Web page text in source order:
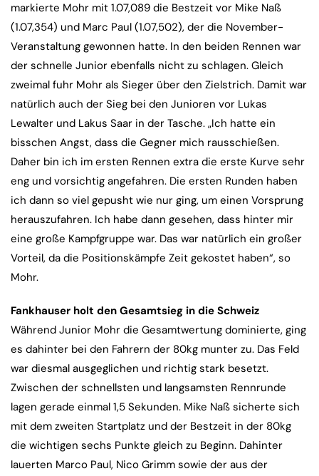
markierte Mohr mit 1.07,089 die Bestzeit vor Mike Naß
(1.07,354) und Marc Paul (1.07,502), der die November-
Veranstaltung gewonnen hatte. In den beiden Rennen war
der schnelle Junior ebenfalls nicht zu schlagen. Gleich
zweimal fuhr Mohr als Sieger über den Zielstrich. Damit war
natürlich auch der Sieg bei den Junioren vor Lukas
Lewalter und Lakus Saar in der Tasche. „Ich hatte ein
bisschen Angst, dass die Gegner mich rausschießen.
Daher bin ich im ersten Rennen extra die erste Kurve sehr
eng und vorsichtig angefahren. Die ersten Runden haben
ich dann so viel gepusht wie nur ging, um einen Vorsprung
herauszufahren. Ich habe dann gesehen, dass hinter mir
eine große Kampfgruppe war. Das war natürlich ein großer
Vorteil, da die Positionskämpfe Zeit gekostet haben“, so
Mohr.
Fankhauser holt den Gesamtsieg in die Schweiz
Während Junior Mohr die Gesamtwertung dominierte, ging
es dahinter bei den Fahrern der 80kg munter zu. Das Feld
war diesmal ausgeglichen und richtig stark besetzt.
Zwischen der schnellsten und langsamsten Rennrunde
lagen gerade einmal 1,5 Sekunden. Mike Naß sicherte sich
mit dem zweiten Startplatz und der Bestzeit in der 80kg
die wichtigen sechs Punkte gleich zu Beginn. Dahinter
lauerten Marco Paul, Nico Grimm sowie der aus der